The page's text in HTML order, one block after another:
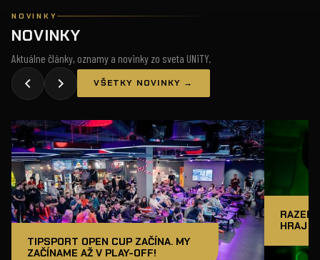
NOVINKY
NOVINKY
Aktuálne články, oznamy a novinky zo sveta UNiTY.
VŠETKY NOVINKY →
TIPSPORT OPEN CUP ZAČÍNA. MY
ZAČÍNAME AŽ V PLAY-OFF!
RAZER
HRAJ